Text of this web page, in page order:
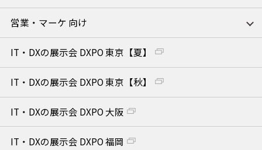
営業・マーケ 向け
IT・DXの展示会 DXPO 東京【夏】
IT・DXの展示会 DXPO 東京【秋】
IT・DXの展示会 DXPO 大阪
IT・DXの展示会 DXPO 福岡